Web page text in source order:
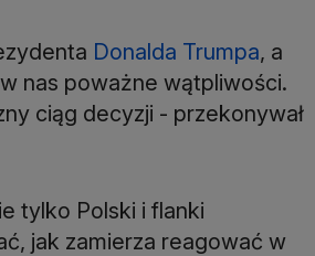
Donalda Trumpa, a
nas poważne wątpliwości.
ciąg decyzji - przekonywał
tylko Polski i flanki
jak zamierza reagować w